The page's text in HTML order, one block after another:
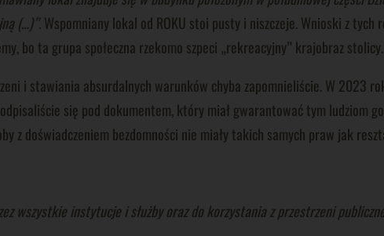
(…)”. Wspomniany lokal od ROKU stoi pusty i niszczeje. Wnioski z tych
bo ta grupa społeczna rzekomo szpeci „rekreacyjny” krajobraz stolicy.
i stawiania absurdalnych warunków chyba zapomnieliście. W 2023
się pod dokumentem, który miał gwarantować tym ludziom
doświadczeniem bezdomności nie miały takich samych praw jak
wszystkie instytucje i służby oraz do korzystania z przestrzeni